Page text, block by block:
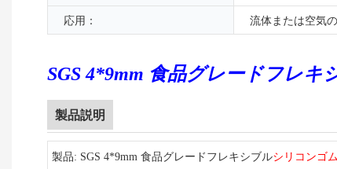
応用：
流体または空気
SGS 4*9mm 食品グレードフレキ
製品説明
製品: SGS 4*9mm 食品グレードフレキシブルシリコンゴ